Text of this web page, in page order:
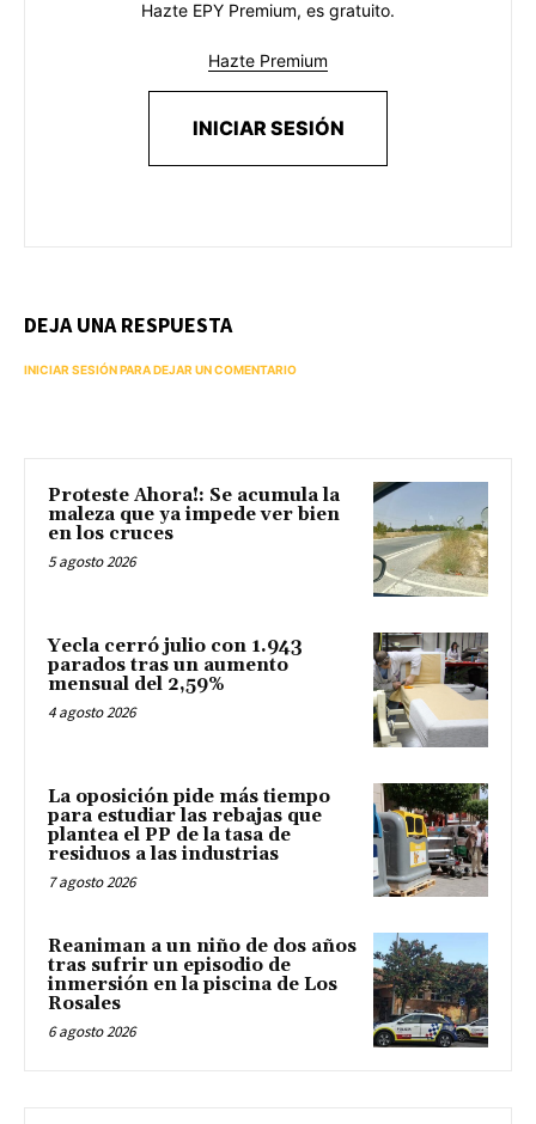
Hazte EPY Premium, es gratuito.
Hazte Premium
INICIAR SESIÓN
DEJA UNA RESPUESTA
INICIAR SESIÓN PARA DEJAR UN COMENTARIO
Proteste Ahora!: Se acumula la
maleza que ya impede ver bien
en los cruces
5 agosto 2026
Yecla cerró julio con 1.943
parados tras un aumento
mensual del 2,59%
4 agosto 2026
La oposición pide más tiempo
para estudiar las rebajas que
plantea el PP de la tasa de
residuos a las industrias
7 agosto 2026
Reaniman a un niño de dos años
tras sufrir un episodio de
inmersión en la piscina de Los
Rosales
6 agosto 2026